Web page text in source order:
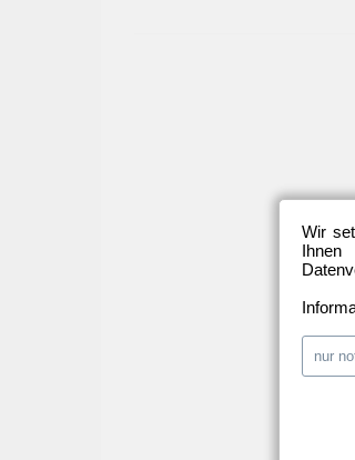
Wir
nur